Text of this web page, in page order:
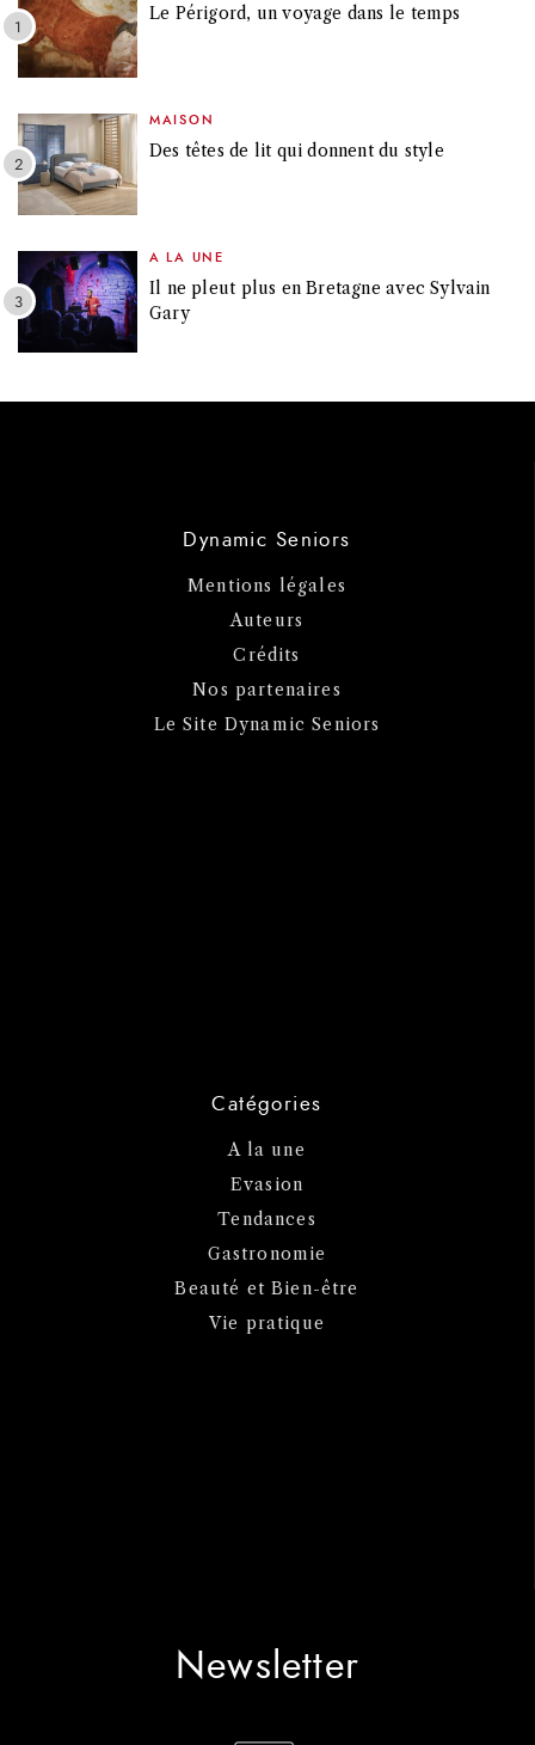
Le Périgord, un voyage dans le temps
MAISON
Des têtes de lit qui donnent du style
A LA UNE
Il ne pleut plus en Bretagne avec Sylvain
Gary
Dynamic Seniors
Mentions légales
Auteurs
Crédits
Nos partenaires
Le Site Dynamic Seniors
Catégories
A la une
Evasion
Tendances
Gastronomie
Beauté et Bien-être
Vie pratique
Newsletter